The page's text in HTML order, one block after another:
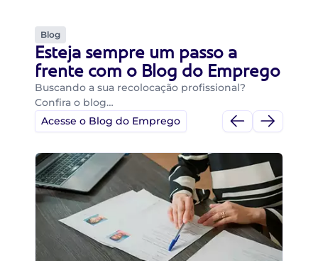
Blog
Esteja sempre um passo a
frente com o Blog do Emprego
Buscando a sua recolocação profissional?
Confira o blog…
Acesse o Blog do Emprego